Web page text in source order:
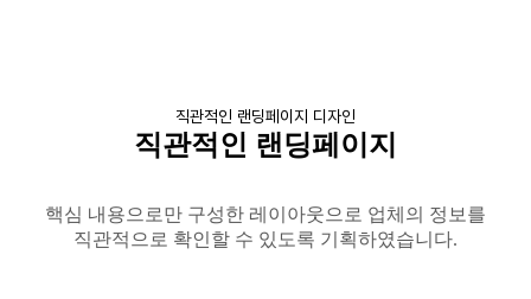
직관적인 랜딩페이지 디자인
직관적인 랜딩페이지
핵심 내용으로만 구성한 레이아웃으로 업체의 정보를
직관적으로 확인할 수 있도록 기획하였습니다.